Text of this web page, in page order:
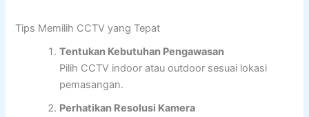
Tips Memilih CCTV yang Tepat
Tentukan Kebutuhan Pengawasan
Pilih CCTV indoor atau outdoor sesuai lokasi
pemasangan.
Perhatikan Resolusi Kamera